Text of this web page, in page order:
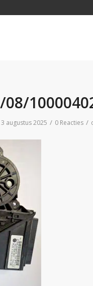
08/
3 augustus 2025 / 0 Reacties /